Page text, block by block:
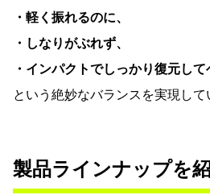
・軽く振れるのに、
・しなりがぶれず、
・インパクトでしっかり復元して
という絶妙なバランスを実現して
製品ラインナップを